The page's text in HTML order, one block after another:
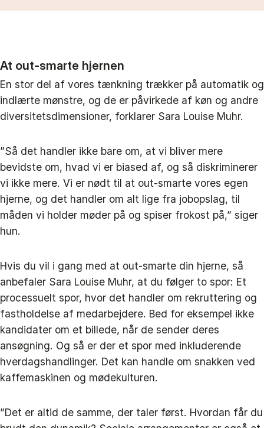
At out-smarte hjernen
En stor del af vores tænkning trækker på automatik og
indlærte mønstre, og de er påvirkede af køn og andre
diversitetsdimensioner, forklarer Sara Louise Muhr.
”Så det handler ikke bare om, at vi bliver mere
bevidste om, hvad vi er biased af, og så diskriminerer
vi ikke mere. Vi er nødt til at out-smarte vores egen
hjerne, og det handler om alt lige fra jobopslag, til
måden vi holder møder på og spiser frokost på,” siger
hun.
Hvis du vil i gang med at out-smarte din hjerne, så
anbefaler Sara Louise Muhr, at du følger to spor: Et
processuelt spor, hvor det handler om rekruttering og
fastholdelse af medarbejdere. Bed for eksempel ikke
kandidater om et billede, når de sender deres
ansøgning. Og så er der et spor med inkluderende
hverdagshandlinger. Det kan handle om snakken ved
kaffemaskinen og mødekulturen.
”Det er altid de samme, der taler først. Hvordan får du